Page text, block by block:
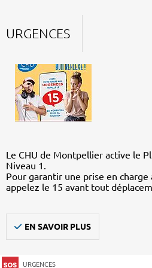
URGENCES
Le CHU de Montpellier active le
Niveau 1.
Pour garantir une prise en charge
appelez le 15 avant tout
EN SAVOIR PLUS
URGENCES